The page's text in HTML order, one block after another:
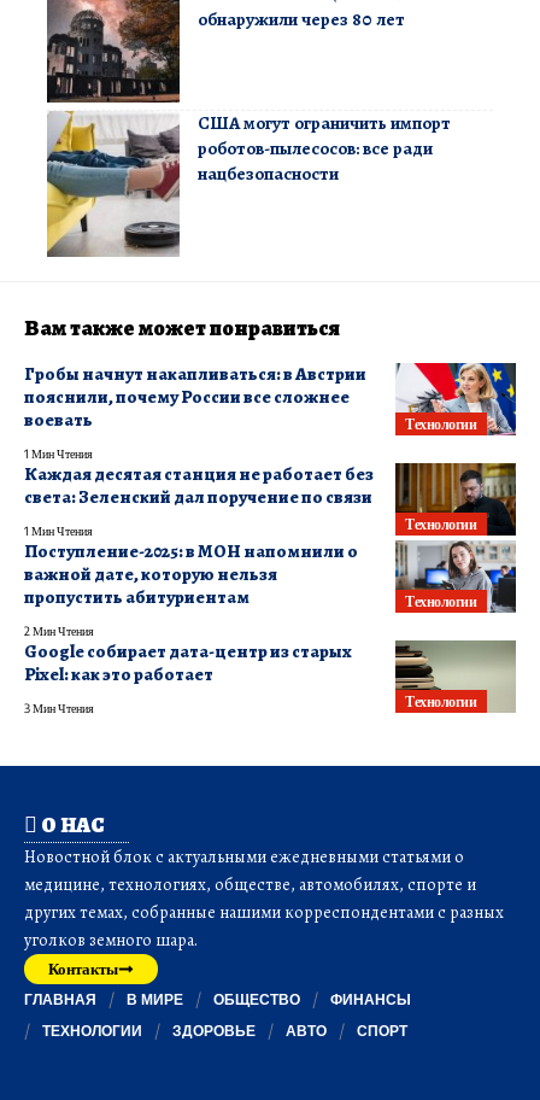
обнаружили через 80 лет
США могут ограничить импорт
роботов-пылесосов: все ради
нацбезопасности
Вам также может понравиться
Технологии
Гробы начнут накапливаться: в Австрии
пояснили, почему России все сложнее
воевать
1 Мин Чтения
Технологии
Каждая десятая станция не работает без
света: Зеленский дал поручение по связи
1 Мин Чтения
Технологии
Поступление-2025: в МОН напомнили о
важной дате, которую нельзя
пропустить абитуриентам
2 Мин Чтения
Технологии
Google собирает дата-центр из старых
Pixel: как это работает
3 Мин Чтения
О НАС
Новостной блок с актуальными ежедневными статьями о
медицине, технологиях, обществе, автомобилях, спорте и
других темах, собранные нашими корреспондентами с разных
уголков земного шара.
Контакты
ГЛАВНАЯ В МИРЕ ОБЩЕСТВО
ФИНАНСЫ
ТЕХНОЛОГИИ
ЗДОРОВЬЕ АВТО СПОРТ